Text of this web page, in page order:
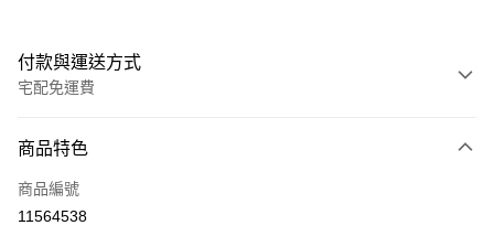
付款與運送方式
宅配免運費
全家線上支付
運送方式
商品特色
商品編號
11564538